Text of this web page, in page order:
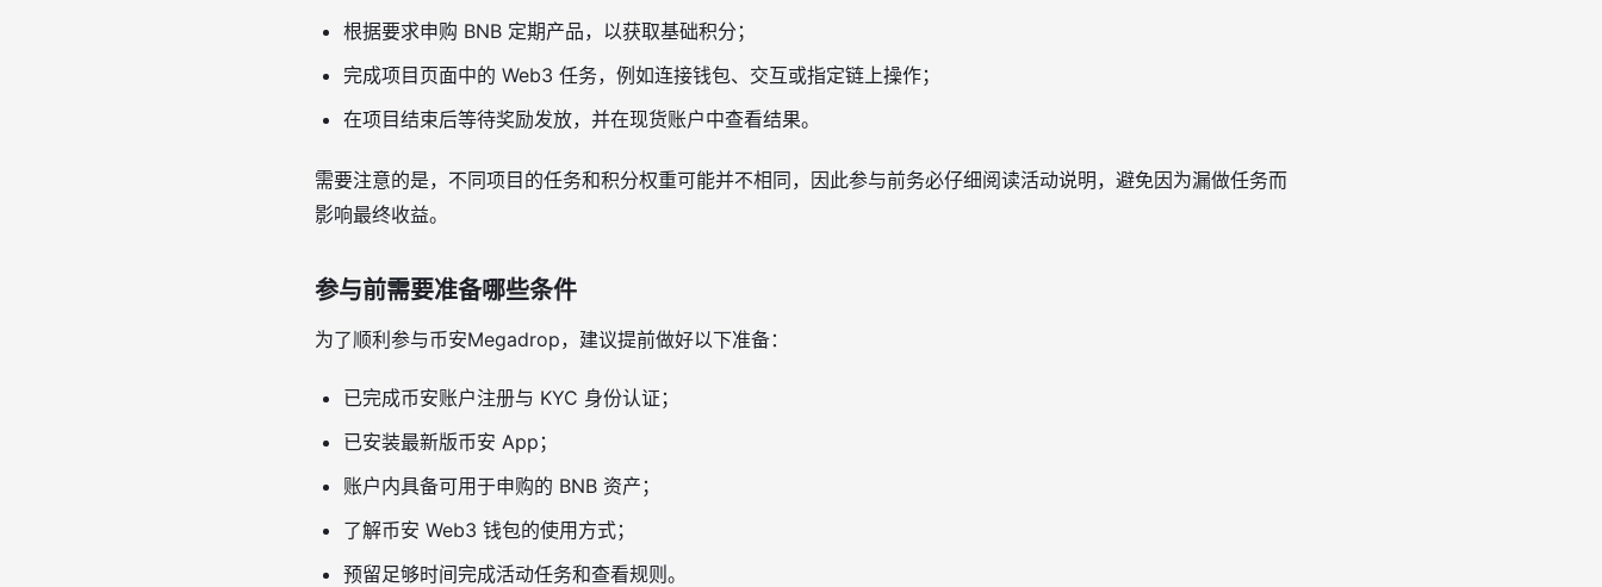
根据要求申购 BNB 定期产品，以获取基础积分；
完成项目页面中的 Web3 任务，例如连接钱包、交互或指定链上操作；
在项目结束后等待奖励发放，并在现货账户中查看结果。
需要注意的是，不同项目的任务和积分权重可能并不相同，因此参与前务必仔细阅读活动说明，避免因为漏做任务而
影响最终收益。
参与前需要准备哪些条件
为了顺利参与币安Megadrop，建议提前做好以下准备：
已完成币安账户注册与 KYC 身份认证；
已安装最新版币安 App；
账户内具备可用于申购的 BNB 资产；
了解币安 Web3 钱包的使用方式；
预留足够时间完成活动任务和查看规则。